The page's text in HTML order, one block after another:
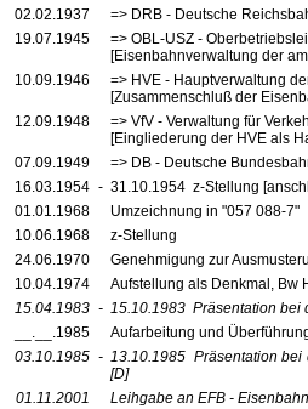
02.02.1937
=> DRB - Deutsche
19.07.1945
=> OBL-USZ -
[Eisenbahnverwaltung der
10.09.1946
=> HVE - Hauptverwaltung
[Zusammenschluß der
12.09.1948
=> VfV - Verwaltung für
[Eingliederung der HVE als
07.09.1949
=> DB - Deutsche
16.03.1954 - 31.10.1954 z-Stellung
01.01.1968
Umzeichnung in "057 088-7"
10.06.1968
z-Stellung
24.06.1970
Genehmigung zur
10.04.1974
Aufstellung als Denkmal, Bw
15.04.1983 - 15.10.1983 Präsentation bei
__.__.1985
Aufarbeitung und
03.10.1985 - 13.10.1985 Präsentation bei
[D]
01.11.2001
Leihgabe an EFB -